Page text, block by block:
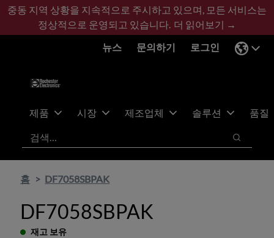
기
콘
바
글
중동 지역 상황을 지속적으로 주시하고 있으며, 모든 서비스는
정상적으로 운영되고 있습니다. 더 읽어보기 →
뉴스
문의하기 로그인
제품 시장 제조업체 솔루션
품질
검색
검색
홈 DF7058SBPAK
DF7058SBPAK
재고 보유